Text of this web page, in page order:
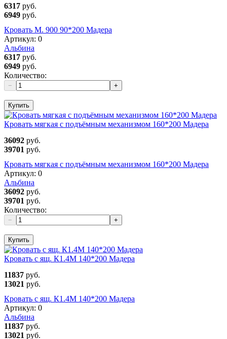
6317 руб.
6949 руб.
Кровать М. 900 90*200 Мадера
Артикул: 0
Альбина
6317 руб.
6949 руб.
Количество:
− +
Купить
Кровать мягкая с подъёмным механизмом 160*200 Мадера
36092 руб.
39701 руб.
Кровать мягкая с подъёмным механизмом 160*200 Мадера
Артикул: 0
Альбина
36092 руб.
39701 руб.
Количество:
− +
Купить
Кровать с ящ. К1.4М 140*200 Мадера
11837 руб.
13021 руб.
Кровать с ящ. К1.4М 140*200 Мадера
Артикул: 0
Альбина
11837 руб.
13021 руб.